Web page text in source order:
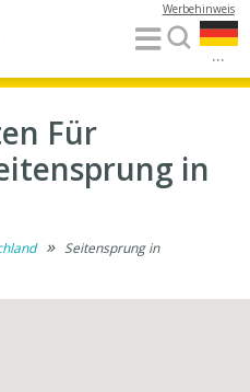
...
Werbehinweis
Für
in
» Seitensprung in